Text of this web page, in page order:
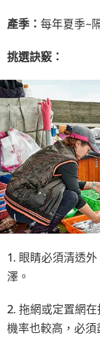
產季： 每年夏季~
挑選訣竅：
1. 眼睛必須清透
澤。
2. 拖網或定置網
機率也較高，必須